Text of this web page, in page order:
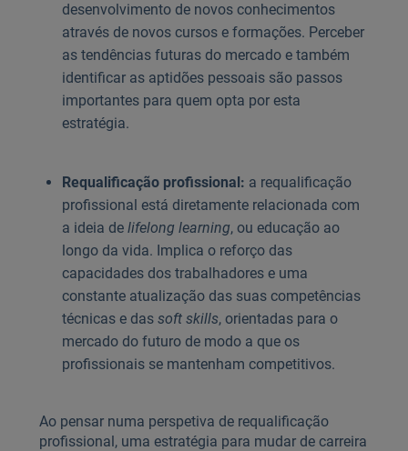
desenvolvimento de novos conhecimentos
através de novos cursos e formações. Perceber
as tendências futuras do mercado e também
identificar as aptidões pessoais são passos
importantes para quem opta por esta
estratégia.
Requalificação profissional: a requalificação
profissional está diretamente relacionada com
a ideia de lifelong learning, ou educação ao
longo da vida. Implica o reforço das
capacidades dos trabalhadores e uma
constante atualização das suas competências
técnicas e das soft skills, orientadas para o
mercado do futuro de modo a que os
profissionais se mantenham competitivos.
Ao pensar numa perspetiva de requalificação
profissional, uma estratégia para mudar de carreira